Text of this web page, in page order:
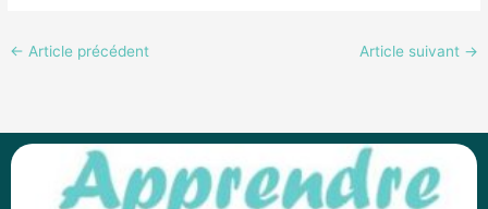
← Article précédent Article suivant →